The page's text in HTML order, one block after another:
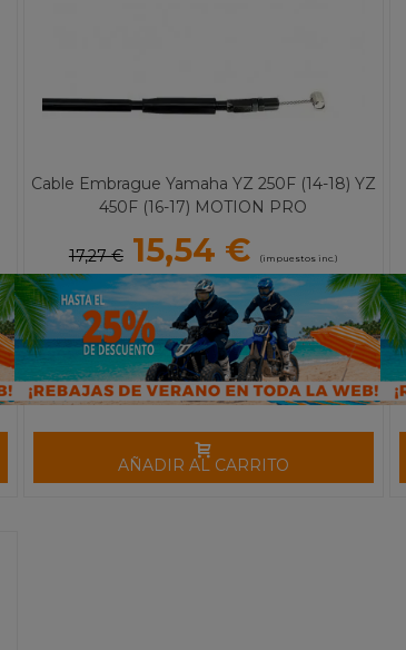
Cable Embrague Yamaha YZ 250F (14-18) YZ
450F (16-17) MOTION PRO
17,27 € 15,54 € (impuestos inc.)
AÑADIR AL CARRITO